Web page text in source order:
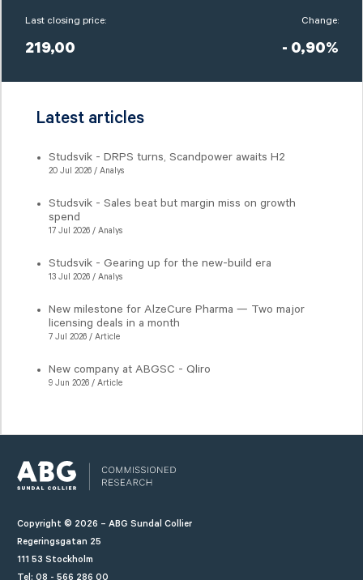
Last closing price:
219,00
Change:
- 0,90%
Latest articles
Studsvik - DRPS turns, Scandpower awaits H2
20 Jul 2026 / Analys
Studsvik - Sales beat but margin miss on growth
spend
17 Jul 2026 / Analys
Studsvik - Gearing up for the new-build era
13 Jul 2026 / Analys
New milestone for AlzeCure Pharma — Two major
licensing deals in a month
7 Jul 2026 / Article
New company at ABGSC - Qliro
9 Jun 2026 / Article
Copyright © 2026 – ABG Sundal Collier
Regeringsgatan 25
111 53 Stockholm
Tel: 08 - 566 286 00